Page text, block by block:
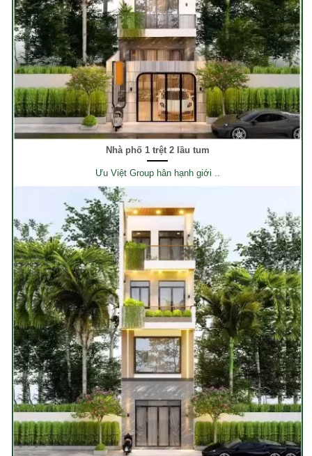
Nhà phố 1 trệt 2 lầu tum
Ưu Việt Group hân hạnh giới ..